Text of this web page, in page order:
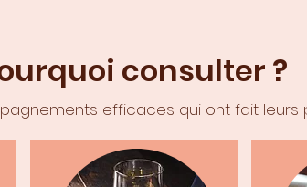
consulter ?
efficaces qui ont fait leurs